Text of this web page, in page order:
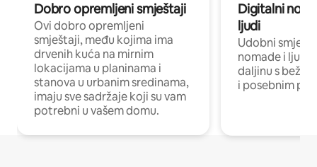
Dobro opremljeni smještaji
Ovi dobro opremljeni
smještaji, među kojima ima
drvenih kuća na mirnim
lokacijama u planinama i
stanova u urbanim sredinama,
imaju sve sadržaje koji su vam
potrebni u vašem domu.
Digitalni
ljudi
Udobni
nomade i ljude
daljinu s
i posebnim